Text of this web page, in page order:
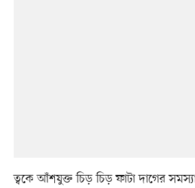
ত্বকে আঁশযুক্ত চিড় চিড় ফাটা দাগের